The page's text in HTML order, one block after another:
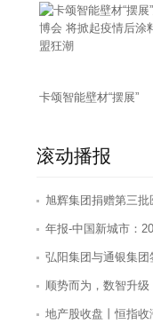
卡颂智能壁材“摆展”
滚动播报
旭辉集团捐赠第三批
年报-中国新城市：
弘阳集团与通银集
顺势而为，数智升
地产股收盘丨恒指收